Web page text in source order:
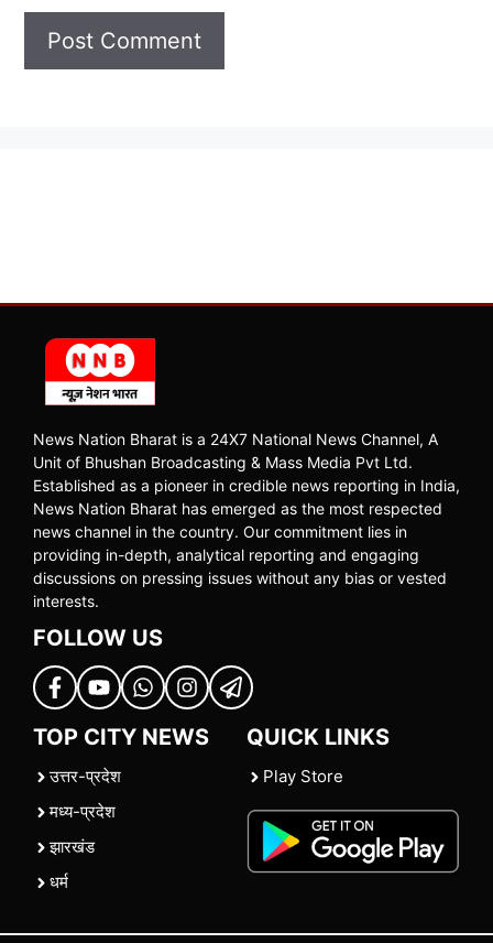
News Nation Bharat is a 24X7 National News Channel, A
Unit of Bhushan Broadcasting & Mass Media Pvt Ltd.
Established as a pioneer in credible news reporting in India,
News Nation Bharat has emerged as the most respected
news channel in the country. Our commitment lies in
providing in-depth, analytical reporting and engaging
discussions on pressing issues without any bias or vested
interests.
FOLLOW US
TOP CITY NEWS
उत्तर-प्रदेश
मध्य-प्रदेश
झारखंड
धर्म
QUICK LINKS
Play Store